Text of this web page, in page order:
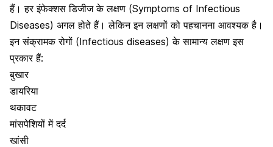
हैं।हर इंफेक्शस डिजीज के लक्षण (Symptoms of Infectious
Diseases) अगल होते हैं। लेकिन इन लक्षणों को पहचानना आवश्यक है।
इन संक्रामक रोगों (Infectious diseases) के सामान्य लक्षण इस
प्रकार हैं:
बुखार
डायरिया
थकावट
मांसपेशियों में दर्द
खांसी